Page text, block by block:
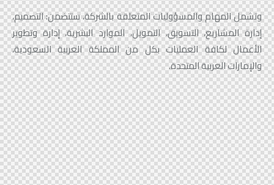
وتشمل المهام والمسؤوليات المتعلقة بالشركة، ستتضمن: التصميم،
إدارة المشاريع، التسويق، التمويل، الموارد البشرية، إدارة وتطوير
الأعمال لكافة العمليات بكل من المملكة العربية السعودية،
والإمارات العربية المتحدة.